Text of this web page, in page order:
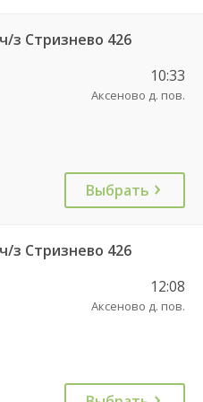
з Стризнево 426
10:33
Аксеново д. пов.
Выбрать
з Стризнево 426
12:08
Аксеново д. пов.